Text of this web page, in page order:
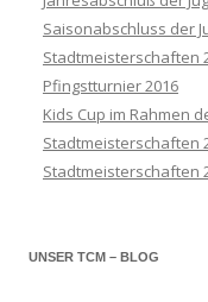
Saisonabschluss der
Stadtmeisterschaften
Pfingstturnier 2016
Kids Cup im Rahmen
Stadtmeisterschaften
Stadtmeisterschaften
UNSER TCM – BLOG